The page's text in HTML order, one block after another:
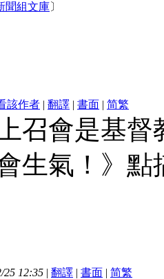
聞組文庫〕
該作者 | 翻譯 | 書面 | 简繁
召會是基
生氣！》點
25 12:35 | 翻譯 | 書面 | 简繁